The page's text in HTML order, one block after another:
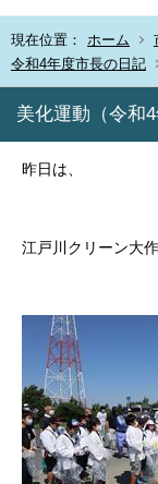
現在位置： ホーム
令和4年度市長の日記
美化運動（令和4
昨日は、
江戸川クリーン大